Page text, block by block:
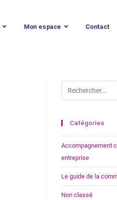
Mon espace Contact
Catégories
Accompagnement
entreprise
Le guide de la
Non classé